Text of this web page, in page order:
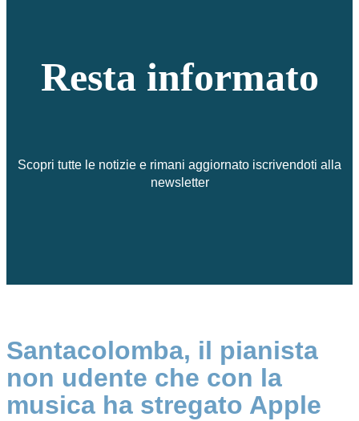
Resta informato
Scopri tutte le notizie e rimani aggiornato iscrivendoti alla
newsletter
Santacolomba, il pianista
non udente che con la
musica ha stregato Apple